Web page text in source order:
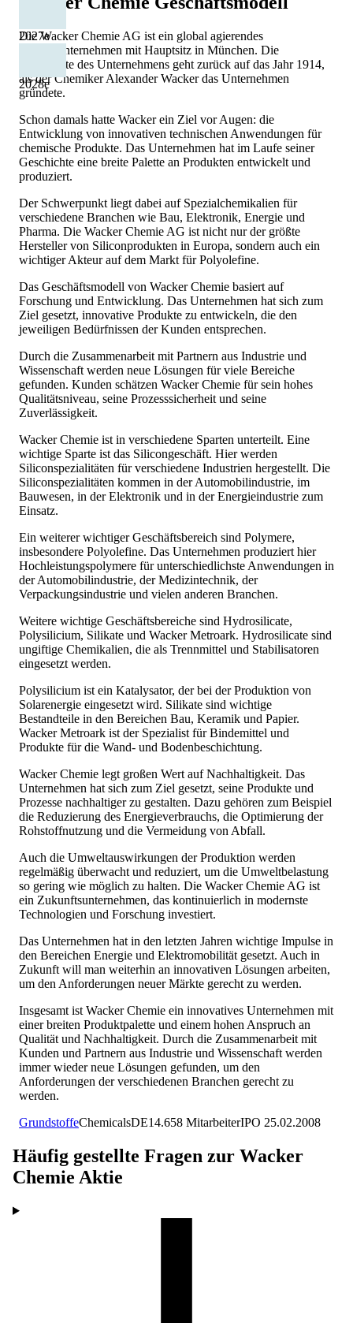
2027e
2028e
Die Wacker Chemie AG ist ein global agierendes
Chemieunternehmen mit Hauptsitz in München. Die
Geschichte des Unternehmens geht zurück auf das Jahr 1914,
als der Chemiker Alexander Wacker das Unternehmen
gründete.
Schon damals hatte Wacker ein Ziel vor Augen: die
Entwicklung von innovativen technischen Anwendungen für
chemische Produkte. Das Unternehmen hat im Laufe seiner
Geschichte eine breite Palette an Produkten entwickelt und
produziert.
Der Schwerpunkt liegt dabei auf Spezialchemikalien für
verschiedene Branchen wie Bau, Elektronik, Energie und
Pharma. Die Wacker Chemie AG ist nicht nur der größte
Hersteller von Siliconprodukten in Europa, sondern auch ein
wichtiger Akteur auf dem Markt für Polyolefine.
Das Geschäftsmodell von Wacker Chemie basiert auf
Forschung und Entwicklung. Das Unternehmen hat sich zum
Ziel gesetzt, innovative Produkte zu entwickeln, die den
jeweiligen Bedürfnissen der Kunden entsprechen.
Durch die Zusammenarbeit mit Partnern aus Industrie und
Wissenschaft werden neue Lösungen für viele Bereiche
gefunden. Kunden schätzen Wacker Chemie für sein hohes
Qualitätsniveau, seine Prozesssicherheit und seine
Zuverlässigkeit.
Wacker Chemie ist in verschiedene Sparten unterteilt. Eine
wichtige Sparte ist das Silicongeschäft. Hier werden
Siliconspezialitäten für verschiedene Industrien hergestellt. Die
Siliconspezialitäten kommen in der Automobilindustrie, im
Bauwesen, in der Elektronik und in der Energieindustrie zum
Einsatz.
Ein weiterer wichtiger Geschäftsbereich sind Polymere,
insbesondere Polyolefine. Das Unternehmen produziert hier
Hochleistungspolymere für unterschiedlichste Anwendungen in
der Automobilindustrie, der Medizintechnik, der
Verpackungsindustrie und vielen anderen Branchen.
Weitere wichtige Geschäftsbereiche sind Hydrosilicate,
Polysilicium, Silikate und Wacker Metroark. Hydrosilicate sind
ungiftige Chemikalien, die als Trennmittel und Stabilisatoren
eingesetzt werden.
Polysilicium ist ein Katalysator, der bei der Produktion von
Solarenergie eingesetzt wird. Silikate sind wichtige
Bestandteile in den Bereichen Bau, Keramik und Papier.
Wacker Metroark ist der Spezialist für Bindemittel und
Produkte für die Wand- und Bodenbeschichtung.
Wacker Chemie legt großen Wert auf Nachhaltigkeit. Das
Unternehmen hat sich zum Ziel gesetzt, seine Produkte und
Prozesse nachhaltiger zu gestalten. Dazu gehören zum Beispiel
die Reduzierung des Energieverbrauchs, die Optimierung der
Rohstoffnutzung und die Vermeidung von Abfall.
Auch die Umweltauswirkungen der Produktion werden
regelmäßig überwacht und reduziert, um die Umweltbelastung
so gering wie möglich zu halten. Die Wacker Chemie AG ist
ein Zukunftsunternehmen, das kontinuierlich in modernste
Technologien und Forschung investiert.
Das Unternehmen hat in den letzten Jahren wichtige Impulse in
den Bereichen Energie und Elektromobilität gesetzt. Auch in
Zukunft will man weiterhin an innovativen Lösungen arbeiten,
um den Anforderungen neuer Märkte gerecht zu werden.
Insgesamt ist Wacker Chemie ein innovatives Unternehmen mit
einer breiten Produktpalette und einem hohen Anspruch an
Qualität und Nachhaltigkeit. Durch die Zusammenarbeit mit
Kunden und Partnern aus Industrie und Wissenschaft werden
immer wieder neue Lösungen gefunden, um den
Anforderungen der verschiedenen Branchen gerecht zu
werden.
GrundstoffeChemicalsDE14.658 MitarbeiterIPO 25.02.2008
Häufig gestellte Fragen zur Wacker
Chemie Aktie